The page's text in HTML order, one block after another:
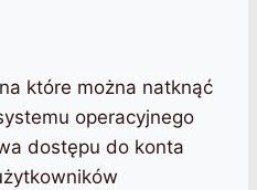
które można natknąć
operacyjnego
dostępu do konta